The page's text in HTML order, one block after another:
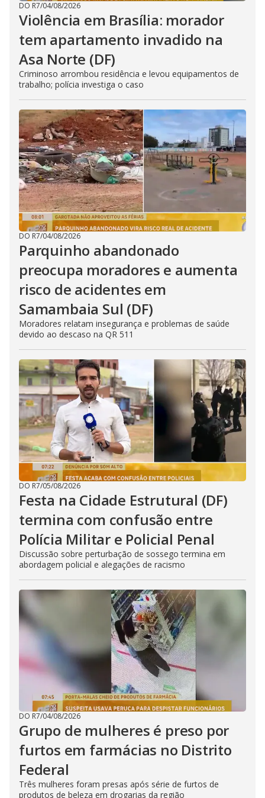
DO R7/04/08/2026
Violência em Brasília: morador
tem apartamento invadido na
Asa Norte (DF)
Criminoso arrombou residência e levou equipamentos de
trabalho; polícia investiga o caso
DO R7/04/08/2026
Parquinho abandonado
preocupa moradores e aumenta
risco de acidentes em
Samambaia Sul (DF)
Moradores relatam insegurança e problemas de saúde
devido ao descaso na QR 511
DO R7/05/08/2026
Festa na Cidade Estrutural (DF)
termina com confusão entre
Polícia Militar e Policial Penal
Discussão sobre perturbação de sossego termina em
abordagem policial e alegações de racismo
DO R7/04/08/2026
Grupo de mulheres é preso por
furtos em farmácias no Distrito
Federal
Três mulheres foram presas após série de furtos de
produtos de beleza em drogarias da região